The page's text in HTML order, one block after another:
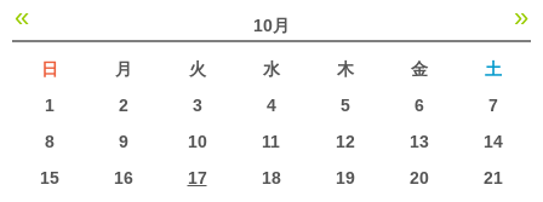
« 10月 »
日 月 火 水 木 金
土
1
2 3 4 5 6
7
8
9 10 11 12 13
14
15
16 17 18 19 20
21